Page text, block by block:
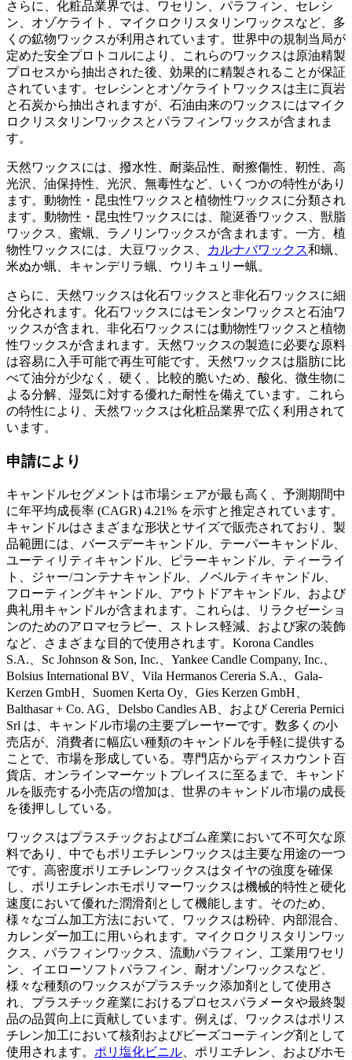
さらに、化粧品業界では、ワセリン、パラフィン、セレシ
ン、オゾケライト、マイクロクリスタリンワックスなど、多
くの鉱物ワックスが利用されています。世界中の規制当局が
定めた安全プロトコルにより、これらのワックスは原油精製
プロセスから抽出された後、効果的に精製されることが保証
されています。セレシンとオゾケライトワックスは主に頁岩
と石炭から抽出されますが、石油由来のワックスにはマイク
ロクリスタリンワックスとパラフィンワックスが含まれま
す。
天然ワックスには、撥水性、耐薬品性、耐擦傷性、靭性、高
光沢、油保持性、光沢、無毒性など、いくつかの特性があり
ます。動物性・昆虫性ワックスと植物性ワックスに分類され
ます。動物性・昆虫性ワックスには、龍涎香ワックス、獣脂
ワックス、蜜蝋、ラノリンワックスが含まれます。一方、植
物性ワックスには、大豆ワックス、
カルナバワックス和蝋、
米ぬか蝋、キャンデリラ蝋、ウリキュリー蝋。
さらに、天然ワックスは化石ワックスと非化石ワックスに細
分化されます。化石ワックスにはモンタンワックスと石油ワ
ックスが含まれ、非化石ワックスには動物性ワックスと植物
性ワックスが含まれます。天然ワックスの製造に必要な原料
は容易に入手可能で再生可能です。天然ワックスは脂肪に比
べて油分が少なく、硬く、比較的脆いため、酸化、微生物に
よる分解、湿気に対する優れた耐性を備えています。これら
の特性により、天然ワックスは化粧品業界で広く利用されて
います。
申請により
キャンドルセグメントは市場シェアが最も高く、予測期間中
に年平均成長率 (CAGR) 4.21% を示すと推定されています。
キャンドルはさまざまな形状とサイズで販売されており、製
品範囲には、バースデーキャンドル、テーパーキャンドル、
ユーティリティキャンドル、ピラーキャンドル、ティーライ
ト、ジャー/コンテナキャンドル、ノベルティキャンドル、
フローティングキャンドル、アウトドアキャンドル、および
典礼用キャンドルが含まれます。これらは、リラクゼーショ
ンのためのアロマセラピー、ストレス軽減、および家の装飾
など、さまざまな目的で使用されます。Korona Candles
S.A.、Sc Johnson & Son, Inc.、Yankee Candle Company, Inc.、
Bolsius International BV、Vila Hermanos Cereria S.A.、Gala-
Kerzen GmbH、Suomen Kerta Oy、Gies Kerzen GmbH、
Balthasar + Co. AG、Delsbo Candles AB、および Cereria Pernici
Srl は、キャンドル市場の主要プレーヤーです。数多くの小
売店が、消費者に幅広い種類のキャンドルを手軽に提供する
ことで、市場を形成している。専門店からディスカウント百
貨店、オンラインマーケットプレイスに至るまで、キャンド
ルを販売する小売店の増加は、世界のキャンドル市場の成長
を後押ししている。
ワックスはプラスチックおよびゴム産業において不可欠な原
料であり、中でもポリエチレンワックスは主要な用途の一つ
です。高密度ポリエチレンワックスはタイヤの強度を確保
し、ポリエチレンホモポリマーワックスは機械的特性と硬化
速度において優れた潤滑剤として機能します。そのため、
様々なゴム加工方法において、ワックスは粉砕、内部混合、
カレンダー加工に用いられます。マイクロクリスタリンワッ
クス、パラフィンワックス、流動パラフィン、工業用ワセリ
ン、イエローソフトパラフィン、耐オゾンワックスなど、
様々な種類のワックスがプラスチック添加剤として使用さ
れ、プラスチック産業におけるプロセスパラメータや最終製
品の品質向上に貢献しています。例えば、ワックスはポリス
チレン加工において核剤およびビーズコーティング剤として
使用されます。 ポリ塩化ビニル 、ポリエチレン、およびホモ